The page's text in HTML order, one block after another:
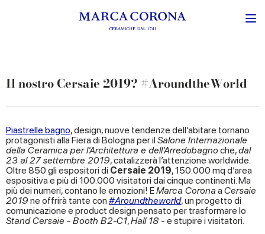
Il nostro Cersaie 2019? #AroundtheWorld
Piastrelle bagno, design, nuove tendenze dell’abitare tornano
protagonisti alla Fiera di Bologna per ilSalone Internazionale
della Ceramica per l'Architettura e dell'Arredobagno che,dal
23 al 27 settembre 2019, catalizzerà l’attenzione worldwide.
Oltre 850 gli espositori di Cersaie 2019, 150.000 mq d’area
espositiva e più di 100.000 visitatori dai cinque continenti. Ma
più dei numeri, contano le emozioni! EMarca Corona a Cersaie
2019 ne offrirà tante con #Aroundtheworld, un progetto di
comunicazione e product design pensato per trasformare lo
Stand Cersaie - Booth B2-C1,Hall 18 - e stupire i visitatori.